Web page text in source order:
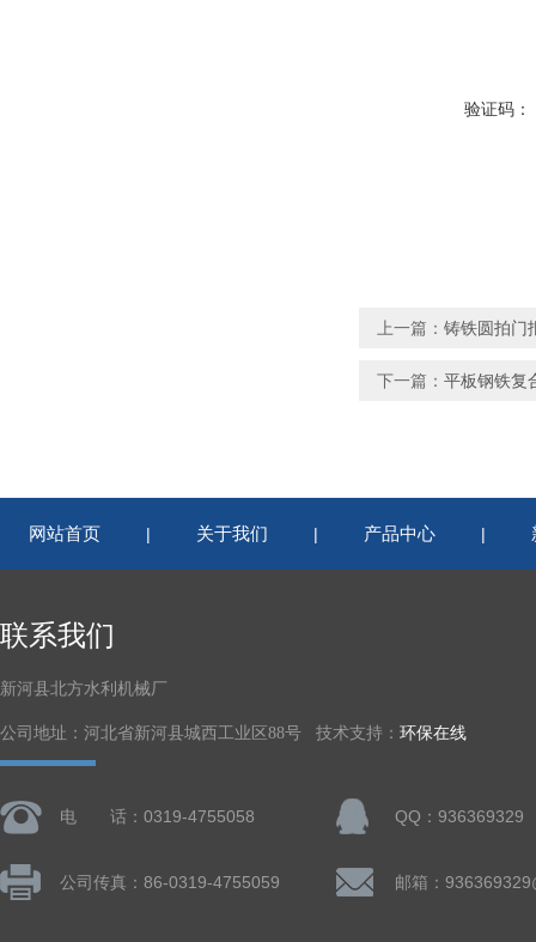
验证码：
上一篇： 铸铁圆拍门
下一篇： 平板钢铁复
网站首页 | 关于我们 | 产品中心 |
联系我们
新河县北方水利机械厂
公司地址：河北省新河县城西工业区88号 技术支持： 环保在线
电 话：0319-4755058 QQ：936369329
公司传真：86-0319-4755059 邮箱：